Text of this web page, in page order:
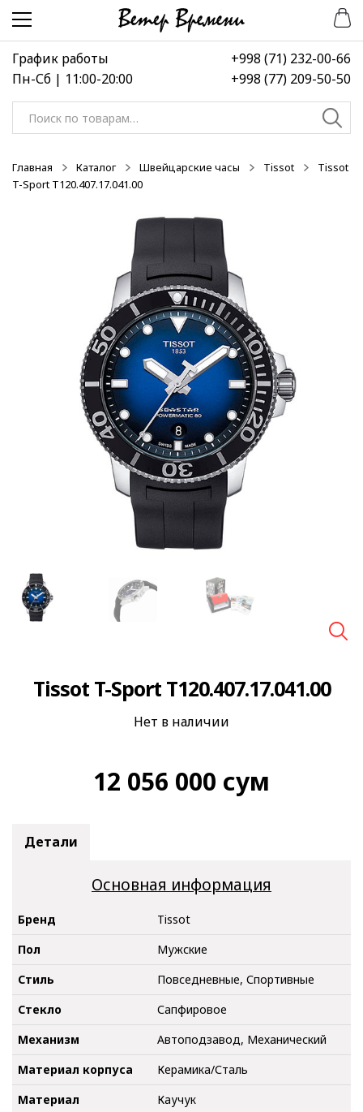
Перейти
навигации
Перейти
содержимому
График работы
Пн-Сб | 11:00-20:00
+998 (71) 232-00-66
+998 (77) 209-50-50
Искать:
Главная Каталог Швейцарские часы Tissot
Tissot
T-Sport T120.407.17.041.00
Tissot T-Sport T120.407.17.041.00
Нет в наличии
12 056 000 сум
Детали
Основная информация
Бренд
Tissot
Пол
Мужские
Стиль
Повседневные, Спортивные
Стекло
Сапфировое
Механизм
Автоподзавод, Механический
Материал корпуса
Керамика/Сталь
Материал
Каучук